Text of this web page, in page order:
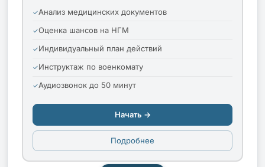
Анализ медицинских документов
Оценка шансов на НГМ
Индивидуальный план действий
Инструктаж по военкомату
Аудиозвонок до 50 минут
Начать →
Подробнее